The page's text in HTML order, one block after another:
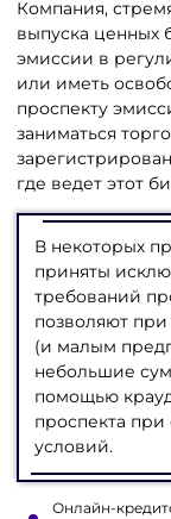
Компания,
выпуска ценных
эмиссии в
или иметь
проспекту
заниматься
где ведет этот
В некоторых
приняты
требований
позволяют при
(и малым
небольшие
помощью
проспекта
условий.
Онлайн-